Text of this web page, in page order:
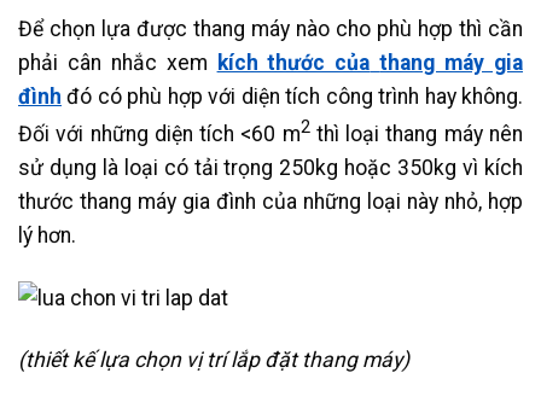
Để chọn lựa được thang máy nào cho phù hợp thì cần
phải cân nhắc xem kích thước của thang máy gia
đình đó có phù hợp với diện tích công trình hay không.
Đối với những diện tích <60 m2thì loại thang máy nên
sử dụng là loại có tải trọng 250kg hoặc 350kg vì kích
thước thang máy gia đình của những loại này nhỏ, hợp
lý hơn.
(thiết kế lựa chọn vị trí lắp đặt thang máy)